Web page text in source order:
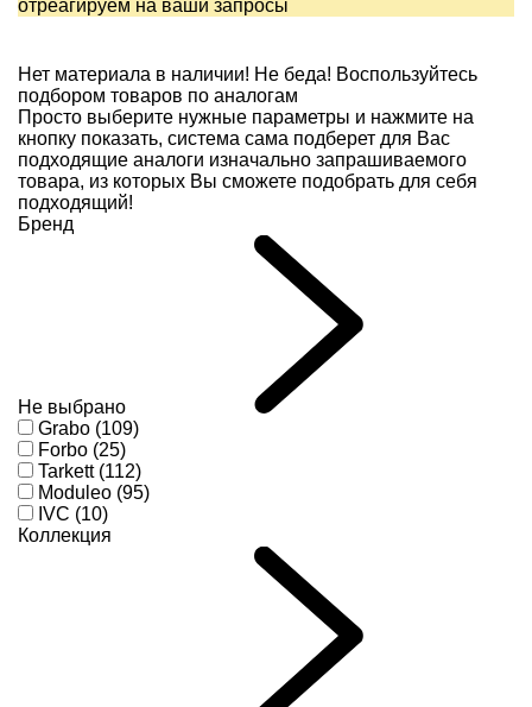
отреагируем на ваши запросы
Нет материала в наличии! Не беда! Воспользуйтесь
подбором товаров по аналогам
Просто выберите нужные параметры и нажмите на
кнопку показать, система сама подберет для Вас
подходящие аналоги изначально запрашиваемого
товара, из которых Вы сможете подобрать для себя
подходящий!
Бренд
Не выбрано
Grabo (109)
Forbo (25)
Tarkett (112)
Moduleo (95)
IVC (10)
Коллекция